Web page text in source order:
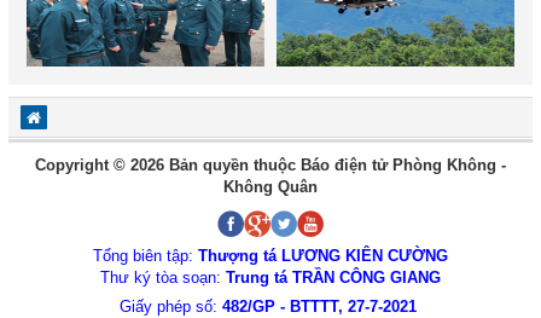
Copyright © 2026 Bản quyền thuộc Báo điện tử Phòng Không -
Không Quân
Tổng biên tập: Thượng tá LƯƠNG KIÊN CƯỜNG
Thư ký tòa soạn: Trung tá TRẦN CÔNG GIANG
Giấy phép số: 482/GP - BTTTT, 27-7-2021